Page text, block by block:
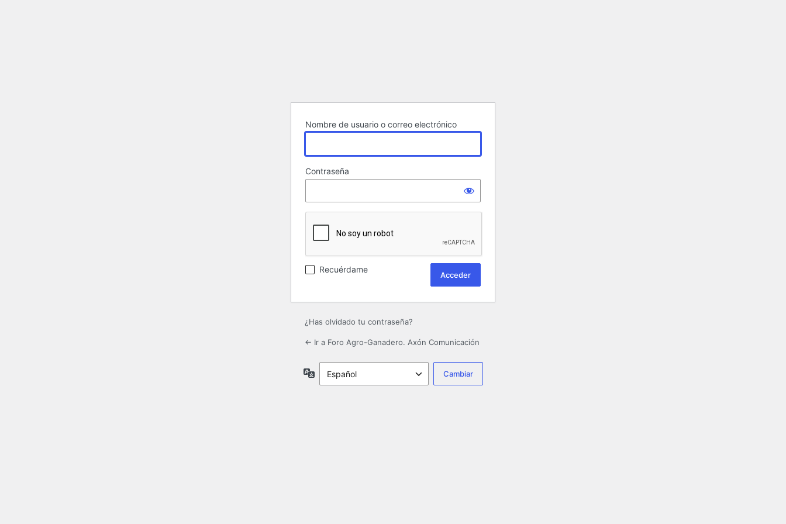
Nombre de usuario o correo electrónico
Contraseña
Recuérdame
¿Has olvidado tu contraseña?
← Ir a Foro Agro-Ganadero. Axón Comunicación
Idioma